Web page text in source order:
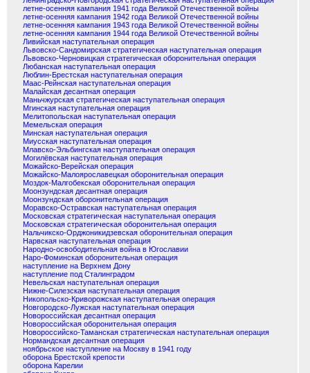
летне-осенняя кампания 1941 года Великой Отечественной войны
летне-осенняя кампания 1942 года Великой Отечественной войны
летне-осенняя кампания 1943 года Великой Отечественной войны
летне-осенняя кампания 1944 года Великой Отечественной войны
Ливийская наступательная операция
Львовско-Сандомирская стратегическая наступательная операция
Львовско-Черновицкая стратегическая оборонительная операция
Любанская наступательная операция
Люблин-Брестская наступательная операция
Маас-Рейнская наступательная операция
Малайская десантная операция
Маньчжурская стратегическая наступательная операция
Мгинская наступательная операция
Мелитопольская наступательная операция
Мемельская операция
Минская наступательная операция
Миусская наступательная операция
Млавско-Эльбингская наступательная операция
Могилёвская наступательная операция
Можайско-Верейская операция
Можайско-Малоярославецкая оборонительная операция
Моздок-Малгобекская оборонительная операция
Моонзундская десантная операция
Моонзундская оборонительная операция
Моравско-Остравская наступательная операция
Московская стратегическая наступательная операция
Московская стратегическая оборонительная операция
Нальчикско-Орджоникидзевская оборонительная операция
Нарвская наступательная операция
Народно-освободительная война в Югославии
Наро-Фоминская оборонительная операция
наступление на Верхнем Дону
наступление под Сталинградом
Невельская наступательная операция
Нижне-Силезская наступательная операция
Никопольско-Криворожская наступательная операция
Новгородско-Лужская наступательная операция
Новороссийская десантная операция
Новороссийская оборонительная операция
Новороссийско-Таманская стратегическая наступательная операция
Нормандская десантная операция
ноябрьское наступление на Москву в 1941 году
оборона Брестской крепости
оборона Карелии